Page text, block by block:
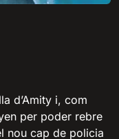
d’Amity i, com
per poder rebre
nou cap de policia